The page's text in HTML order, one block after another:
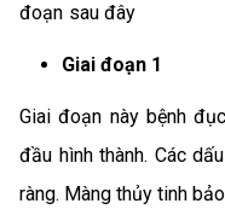
đoạn sau đây
Giai đoạn 1
Giai đoạn này bệnh
đầu hình thành. Các
ràng. Màng thủy tinh